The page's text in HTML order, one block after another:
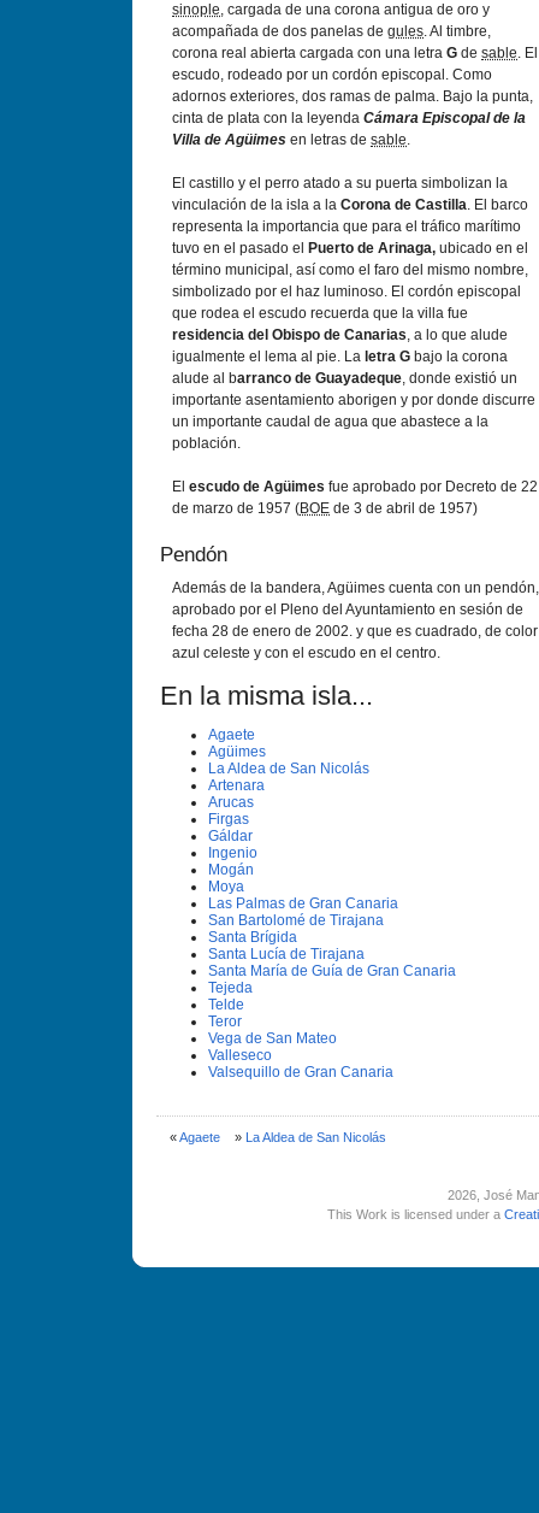
sinople, cargada de una corona antigua de oro y
acompañada de dos panelas de gules. Al timbre,
corona real abierta cargada con una letra G de sable. El
escudo, rodeado por un cordón episcopal. Como
adornos exteriores, dos ramas de palma. Bajo la punta,
cinta de plata con la leyenda Cámara Episcopal de la
Villa de Agüimes en letras de sable.
El castillo y el perro atado a su puerta simbolizan la
vinculación de la isla a la Corona de Castilla. El barco
representa la importancia que para el tráfico marí­timo
tuvo en el pasado el
Puerto de Arinaga, ubicado en el
término municipal, así­ como el faro del mismo nombre,
simbolizado por el haz luminoso. El cordón episcopal
que rodea el escudo recuerda que la villa fue
residencia del Obispo de Canarias, a lo que alude
igualmente el lema al pie. La letra G bajo la corona
alude al barranco de Guayadeque, donde existió un
importante asentamiento aborigen y por donde discurre
un importante caudal de agua que abastece a la
población.
El escudo de Agüimes fue aprobado por Decreto de 22
de marzo de 1957 (BOE de 3 de abril de 1957)
Pendón
Además de la bandera, Agüimes cuenta con un pendón,
aprobado por el Pleno del Ayuntamiento en sesión de
fecha 28 de enero de 2002. y que es cuadrado, de color
azul celeste y con el escudo en el centro.
En la misma isla...
Agaete
Agüimes
La Aldea de San Nicolás
Artenara
Arucas
Firgas
Gáldar
Ingenio
Mogán
Moya
Las Palmas de Gran Canaria
San Bartolomé de Tirajana
Santa Brí­gida
Santa Lucí­a de Tirajana
Santa Marí­a de Guí­a de Gran Canaria
Tejeda
Telde
Teror
Vega de San Mateo
Valleseco
Valsequillo de Gran Canaria
«Agaete» La Aldea de San Nicolás
2026, José
This Work is licensed under a